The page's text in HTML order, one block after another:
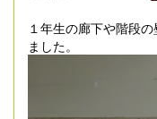
１年生の廊下や階段
ました。